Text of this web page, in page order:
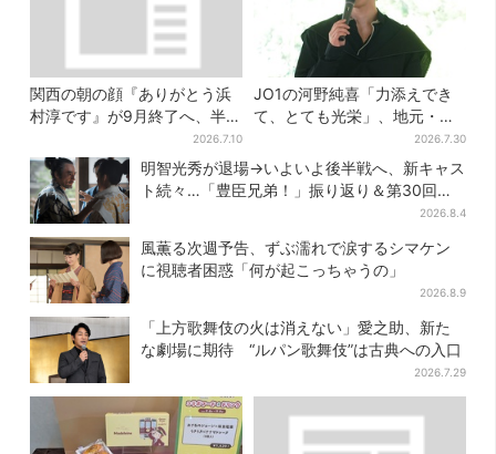
関西の朝の顔『ありがとう浜
村淳です』が9月終了へ、半世
2026.7.10
JO1の河野純喜「力添えでき
て、とても光栄」、地元・奈
良へ凱旋！学生時代の思い出
エピソードも
2026.7.30
明智光秀が退場→いよいよ後半戦へ、新キャス
ト続々…「豊臣兄弟！」振り返り＆第30回あ
2026.8.4
風薫る次週予告、ずぶ濡れで涙するシマケン
に視聴者困惑「何が起こっちゃうの」
2026.8.9
「上方歌舞伎の火は消えない」愛之助、新た
な劇場に期待 “ルパン歌舞伎”は古典への入口
2026.7.29